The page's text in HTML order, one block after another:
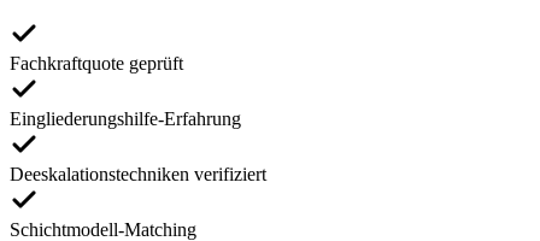
Fachkraftquote geprüft
Eingliederungshilfe-Erfahrung
Deeskalationstechniken verifiziert
Schichtmodell-Matching